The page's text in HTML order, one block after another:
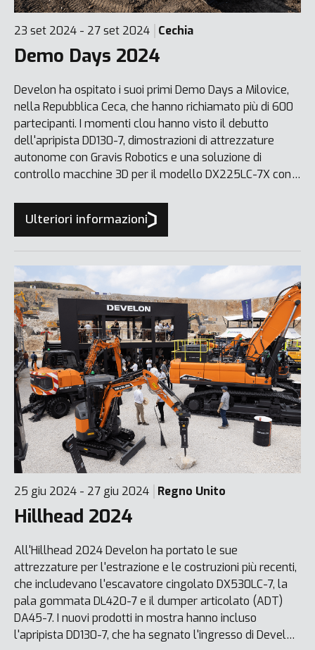
23 set 2024 - 27 set 2024 Cechia
Demo Days 2024
Develon ha ospitato i suoi primi Demo Days a Milovice,
nella Repubblica Ceca, che hanno richiamato più di 600
partecipanti. I momenti clou hanno visto il debutto
dell'apripista DD130-7, dimostrazioni di attrezzature
autonome con Gravis Robotics e una soluzione di
controllo macchine 3D per il modello DX225LC-7X con
incluso i miniescavatori DX10Z-7 e DX20ZE-7 e le pale
compatta con ruote DL80/DL85.
Ulteriori informazioni
25 giu 2024 - 27 giu 2024 Regno Unito
Hillhead 2024
All'Hillhead 2024 Develon ha portato le sue
attrezzature per l'estrazione e le costruzioni più recenti,
che includevano l'escavatore cingolato DX530LC-7, la
pala gommata DL420-7 e il dumper articolato (ADT)
DA45-7. I nuovi prodotti in mostra hanno incluso
l'apripista DD130-7, che ha segnato l'ingresso di Develon